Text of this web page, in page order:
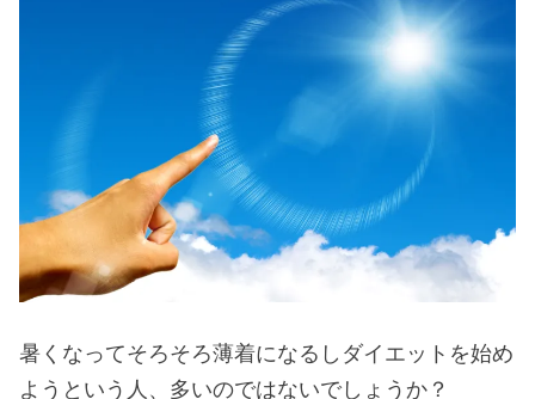
暑くなってそろそろ薄着になるしダイエットを始め
ようという人、多いのではないでしょうか？